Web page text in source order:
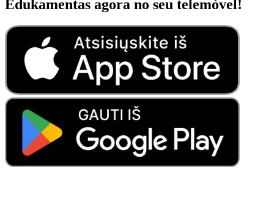
Edukamentas agora no seu telemóvel!